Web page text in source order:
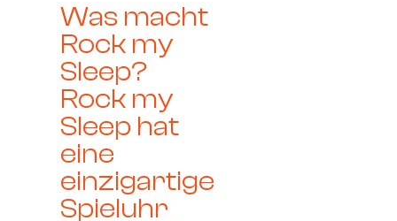
Was macht
Rock my
Sleep?
Rock my
Sleep hat
eine
einzigartige
Spieluhr